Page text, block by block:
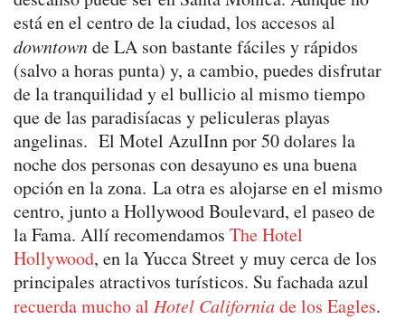
está en el centro de la ciudad, los accesos al
downtownde LA son bastante fáciles y rápidos
(salvo a horas punta) y, a cambio, puedes disfrutar
de la tranquilidad y el bullicio al mismo tiempo
que de las paradisíacas y peliculeras playas
angelinas. El Motel AzulInn por 50 dolares la
noche dos personas con desayuno es una buena
opción en la zona. La otra es alojarse en el mismo
centro, junto a Hollywood Boulevard, el paseo de
la Fama. Allí recomendamos The Hotel
Hollywood, en la Yucca Street y muy cerca de los
principales atractivos turísticos. Su fachada azul
recuerda mucho al Hotel Californiade los Eagles.